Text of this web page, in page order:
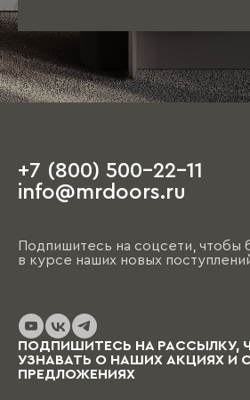
+7 (800) 500-22-11
info@mrdoors.ru
Подпишитесь на соцсети, чтобы
в курсе наших новых
ПОДПИШИТЕСЬ НА РАССЫЛКУ,
УЗНАВАТЬ О НАШИХ АКЦИЯХ И
ПРЕДЛОЖЕНИЯХ